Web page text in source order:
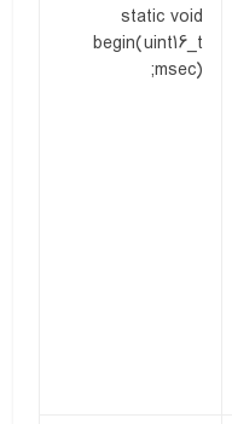
static void
begin(uint16_t
msec);